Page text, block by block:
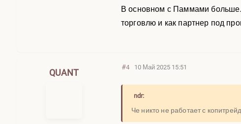
В основном с Паммами больше.
торговлю и как партнер под
QUANT
#4 10 Май 2025 15:51
ndr:
Че никто не работает с